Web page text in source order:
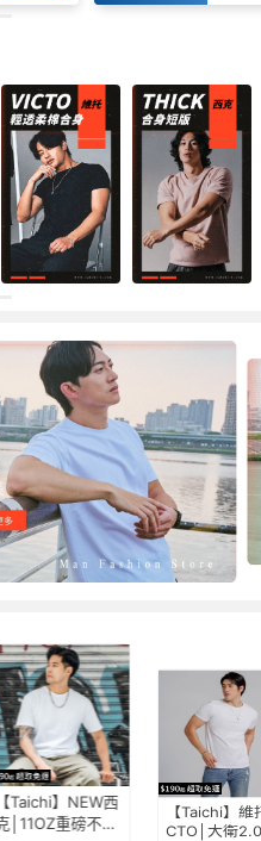
【Taichi】NEW西
│11OZ重磅不激
【Taichi】維
CTO│大衛